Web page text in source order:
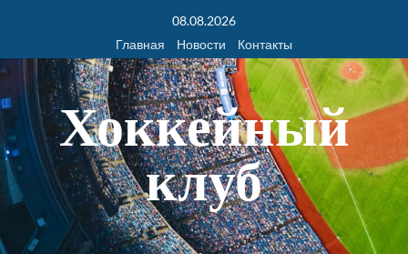
08.08.2026
Главная
Новости Контакты
Хоккейный
клуб